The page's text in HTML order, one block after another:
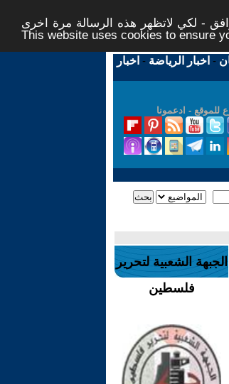
- لكي لاتظهر هذه الرسالة مرة اخرى -
This website uses cookies to ensure
- اخبار الرياضة - اخبار
للموقع - ادعمونا
الجبهة الشعبية لتحرير
فلسطين